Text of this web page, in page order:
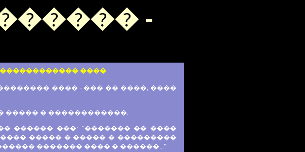
-
����
���� - ��� �� ����, ����
����� � ������������.
������ ���: "������� �� ����
����� � ����� � ���������
������� ���� � ������..."